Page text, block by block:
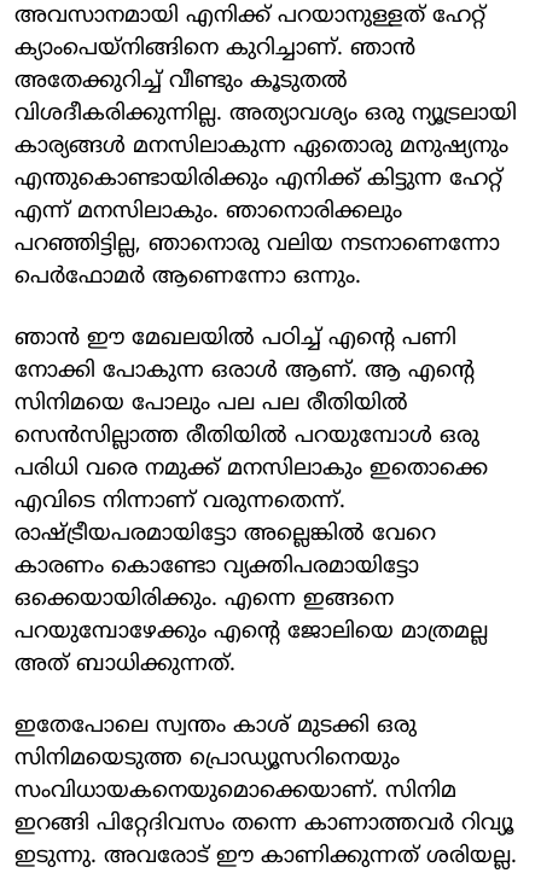
അവസാനമായി എനിക്ക് പറയാനുള്ളത് ഹേറ്റ്
ക്യാംപെയ്നിങ്ങിനെ കുറിച്ചാണ്. ഞാൻ
അതേക്കുറിച്ച് വീണ്ടും കൂടുതൽ
വിശദീകരിക്കുന്നില്ല. അത്യാവശ്യം ഒരു ന്യൂട്രലായി
കാര്യങ്ങൾ മനസിലാകുന്ന ഏതൊരു മനുഷ്യനും
എന്തുകൊണ്ടായിരിക്കും എനിക്ക് കിട്ടുന്ന ഹേറ്റ്
എന്ന് മനസിലാകും. ഞാനൊരിക്കലും
പറഞ്ഞിട്ടില്ല, ഞാനൊരു വലിയ നടനാണെന്നോ
പെർഫോമർ ആണെന്നോ ഒന്നും.
ഞാൻ ഈ മേഖലയിൽ പഠിച്ച് എന്റെ പണി
നോക്കി പോകുന്ന ഒരാൾ ആണ്. ആ എന്റെ
സിനിമയെ പോലും പല പല രീതിയിൽ
സെൻസില്ലാത്ത രീതിയിൽ പറയുമ്പോൾ ഒരു
പരിധി വരെ നമുക്ക് മനസിലാകും ഇതൊക്കെ
എവിടെ നിന്നാണ് വരുന്നതെന്ന്.
രാഷ്ട്രീയപരമായിട്ടോ അല്ലെങ്കിൽ വേറെ
കാരണം കൊണ്ടോ വ്യക്തിപരമായിട്ടോ
ഒക്കെയായിരിക്കും. എന്നെ ഇങ്ങനെ
പറയുമ്പോഴേക്കും എന്റെ ജോലിയെ മാത്രമല്ല
അത് ബാധിക്കുന്നത്.
ഇതേപോലെ സ്വന്തം കാശ് മുടക്കി ഒരു
സിനിമയെടുത്ത പ്രൊഡ്യൂസറിനെയും
സംവിധായകനെയുമൊക്കെയാണ്. സിനിമ
ഇറങ്ങി പിറ്റേദിവസം തന്നെ കാണാത്തവർ റിവ്യൂ
ഇടുന്നു. അവരോട് ഈ കാണിക്കുന്നത് ശരിയല്ല.